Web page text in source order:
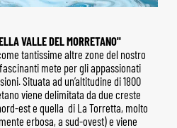
VALLE DEL MORRETANO"
tantissime altre zone del nostro
mete per gli appassionati
Situata ad un’altitudine di 1800
viene delimitata da due creste
est e quella di La Torretta, molto
erbosa, a sud-ovest) e viene